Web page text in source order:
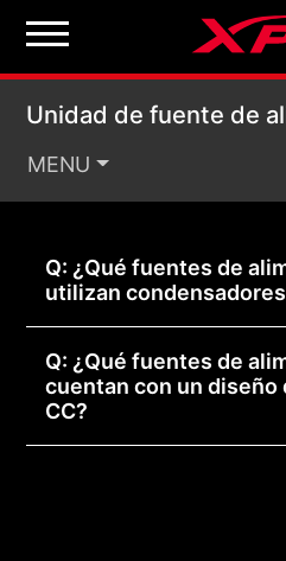
Unidad de
Unidad de fuente de
MENU
Q: ¿Qué fuentes de
utilizan
Q: ¿Qué fuentes de
cuentan con un diseño
CC?